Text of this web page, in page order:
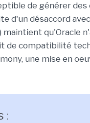
de générer des
d'un désaccord
qu'Oracle
de compatibilité
une mise en
: